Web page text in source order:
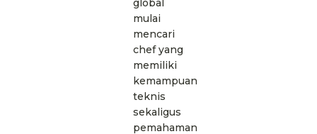
mulai
mencari
chef yang
memiliki
kemampuan
teknis
sekaligus
pemahaman